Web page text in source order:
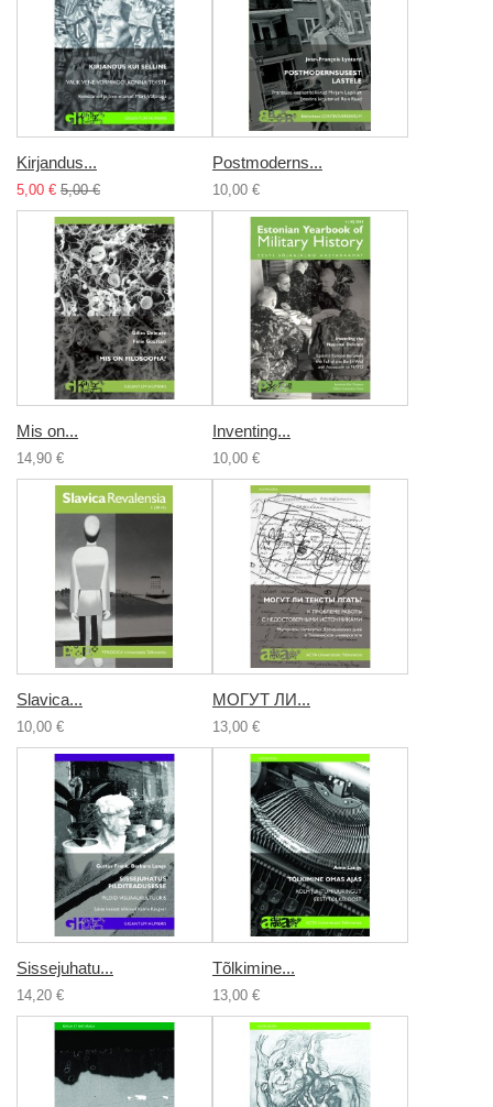
Kirjandus...
5,00 € 5,00 €
Postmoderns...
10,00 €
Mis on...
14,90 €
Inventing...
10,00 €
Slavica...
10,00 €
МОГУТ ЛИ...
13,00 €
Sissejuhatu...
14,20 €
Tõlkimine...
13,00 €